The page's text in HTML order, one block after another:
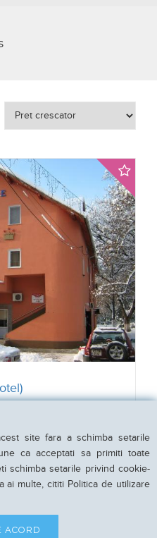
site fara a schimba setarile
ca acceptati sa primiti toate
schimba setarile privind cookie-
ai multe, cititi Politica de utilizare
ACORD